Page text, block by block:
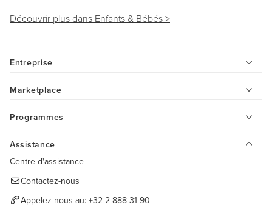
Découvrir plus dans Enfants & Bébés >
Entreprise
Marketplace
Programmes
Assistance
Centre d'assistance
Contactez-nous
Appelez-nous au: +32 2 888 31 90